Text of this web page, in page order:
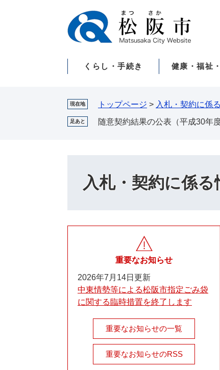
くらし・手続き 健康・福祉
現在地 トップページ > 入札・契約に係
足あと 随意契約結果の公表（平成30年
入札・契約に係る
重要なお知らせ
2026年7月14日更新
中東情勢等による松阪市指定ごみ袋
に関する臨時措置を終了します
重要なお知らせの一覧
重要なお知らせのRSS